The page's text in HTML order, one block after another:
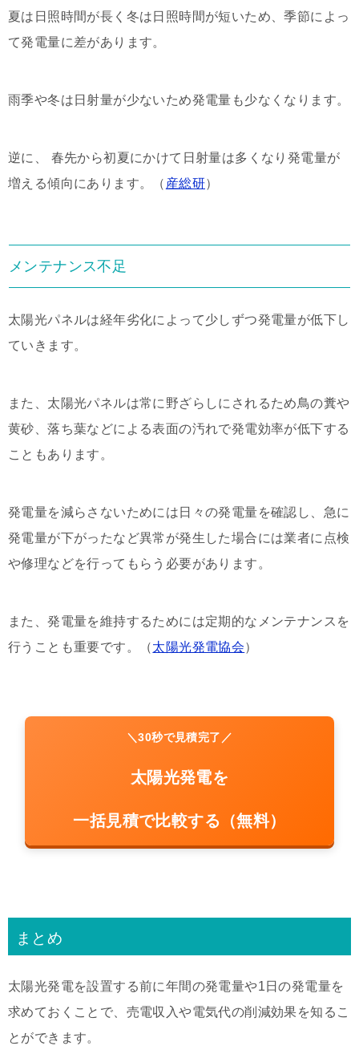
夏は日照時間が長く冬は日照時間が短いため、季節によっ
て発電量に差があります。
雨季や冬は日射量が少ないため発電量も少なくなります。
逆に、 春先から初夏にかけて日射量は多くなり発電量が
増える傾向にあります。（ 産総研）
メンテナンス不足
太陽光パネルは経年劣化によって少しずつ発電量が低下し
ていきます。
また、太陽光パネルは常に野ざらしにされるため鳥の糞や
黄砂、落ち葉などによる表面の汚れで発電効率が低下する
こともあります。
発電量を減らさないためには日々の発電量を確認し、急に
発電量が下がったなど異常が発生した場合には業者に点検
や修理などを行ってもらう必要があります。
また、発電量を維持するためには定期的なメンテナンスを
行うことも重要です。（太陽光発電協会）
＼30秒で見積完了／
太陽光発電を
一括見積で比較する（無料）
まとめ
太陽光発電を設置する前に年間の発電量や1日の発電量を
求めておくことで、売電収入や電気代の削減効果を知るこ
とができます。